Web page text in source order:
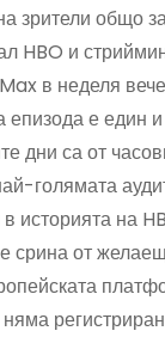
зрители общо
HBO и
в неделя
епизода е един
дни са от
голямата
историята на
срина от